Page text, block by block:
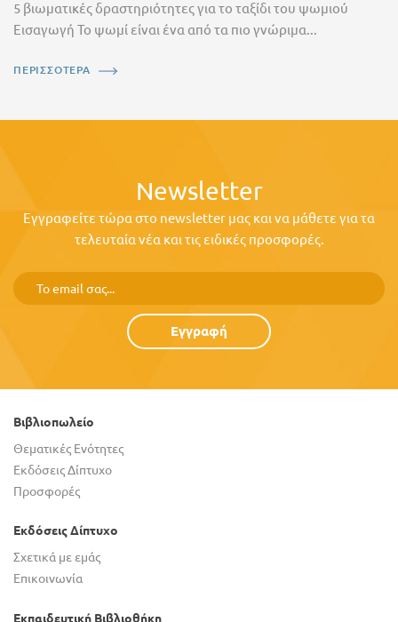
5 βιωματικές δραστηριότητες για το ταξίδι του ψωμιού
Εισαγωγή Το ψωμί είναι ένα από τα πιο γνώριμα...
ΠΕΡΙΣΣΟΤΕΡΑ
Newsletter
Εγγραφείτε τώρα στο newsletter μας και να μάθετε για τα
τελευταία νέα και τις ειδικές προσφορές.
Εγγραφή
Βιβλιοπωλείο
Θεματικές Ενότητες
Εκδόσεις Δίπτυχο
Προσφορές
Εκδόσεις Δίπτυχο
Σχετικά με εμάς
Επικοινωνία
Εκπαιδευτική Βιβλιοθήκη